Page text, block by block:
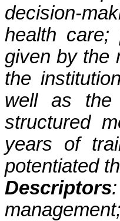
decision-
health care;
given by the
the
well as the
structured
years of
potentiated
Descriptors